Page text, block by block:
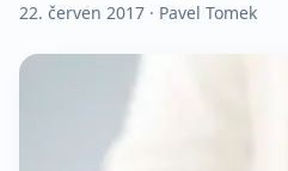
22. červen 2017 · Pavel Tomek